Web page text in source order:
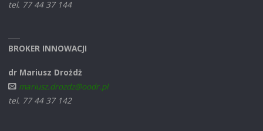
tel. 77 44 37 144
BROKER INNOWACJI
dr Mariusz Drożdż
mariusz.drozdz@oodr.pl
tel. 77 44 37 142